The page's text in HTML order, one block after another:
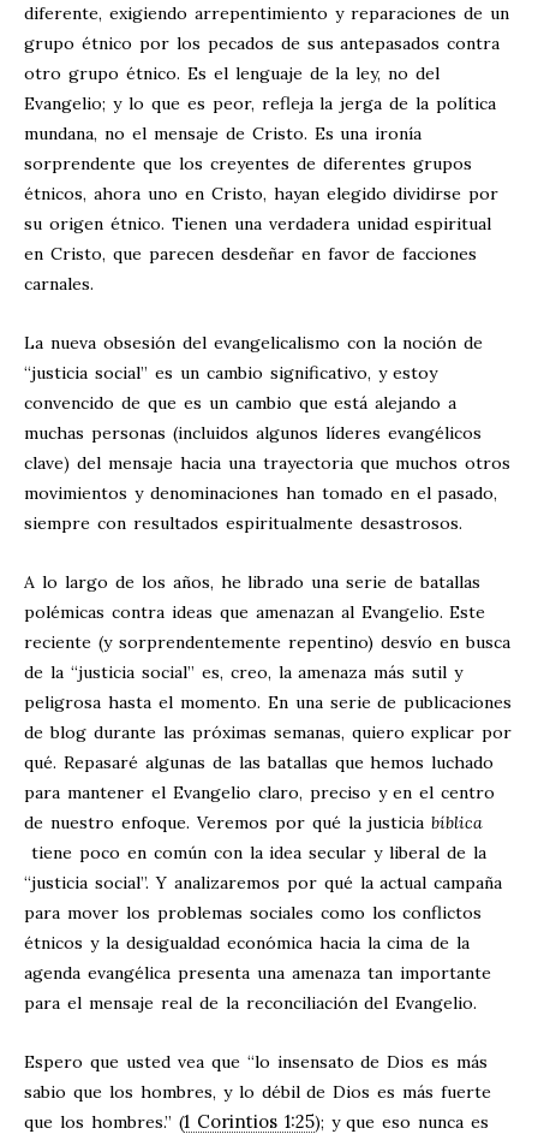
diferente, exigiendo arrepentimiento y reparaciones de un
grupo étnico por los pecados de sus antepasados ​​contra
otro grupo étnico. Es el lenguaje de la ley, no del
Evangelio; y lo que es peor, refleja la jerga de la política
mundana, no el mensaje de Cristo. Es una ironía
sorprendente que los creyentes de diferentes grupos
étnicos, ahora uno en Cristo, hayan elegido dividirse por
su origen étnico. Tienen una verdadera unidad espiritual
en Cristo, que parecen desdeñar en favor de facciones
carnales.
La nueva obsesión del evangelicalismo con la noción de
“justicia social” es un cambio significativo, y estoy
convencido de que es un cambio que está alejando a
muchas personas (incluidos algunos líderes evangélicos
clave) del mensaje hacia una trayectoria que muchos otros
movimientos y denominaciones han tomado en el pasado,
siempre con resultados espiritualmente desastrosos.
A lo largo de los años, he librado una serie de batallas
polémicas contra ideas que amenazan al Evangelio. Este
reciente (y sorprendentemente repentino) desvío en busca
de la “justicia social” es, creo, la amenaza más sutil y
peligrosa hasta el momento. En una serie de publicaciones
de blog durante las próximas semanas, quiero explicar por
qué. Repasaré algunas de las batallas que hemos luchado
para mantener el Evangelio claro, preciso y en el centro
de nuestro enfoque. Veremos por qué la justiciabíblica
tiene poco en común con la idea secular y liberal de la
“justicia social”. Y analizaremos por qué la actual campaña
para mover los problemas sociales como los conflictos
étnicos y la desigualdad económica hacia la cima de la
agenda evangélica presenta una amenaza tan importante
para el mensaje real de la reconciliación del Evangelio.
Espero que usted vea que “lo insensato de Dios es más
sabio que los hombres, y lo débil de Dios es más fuerte
que los hombres.” (1 Corintios 1:25); y que eso nunca es